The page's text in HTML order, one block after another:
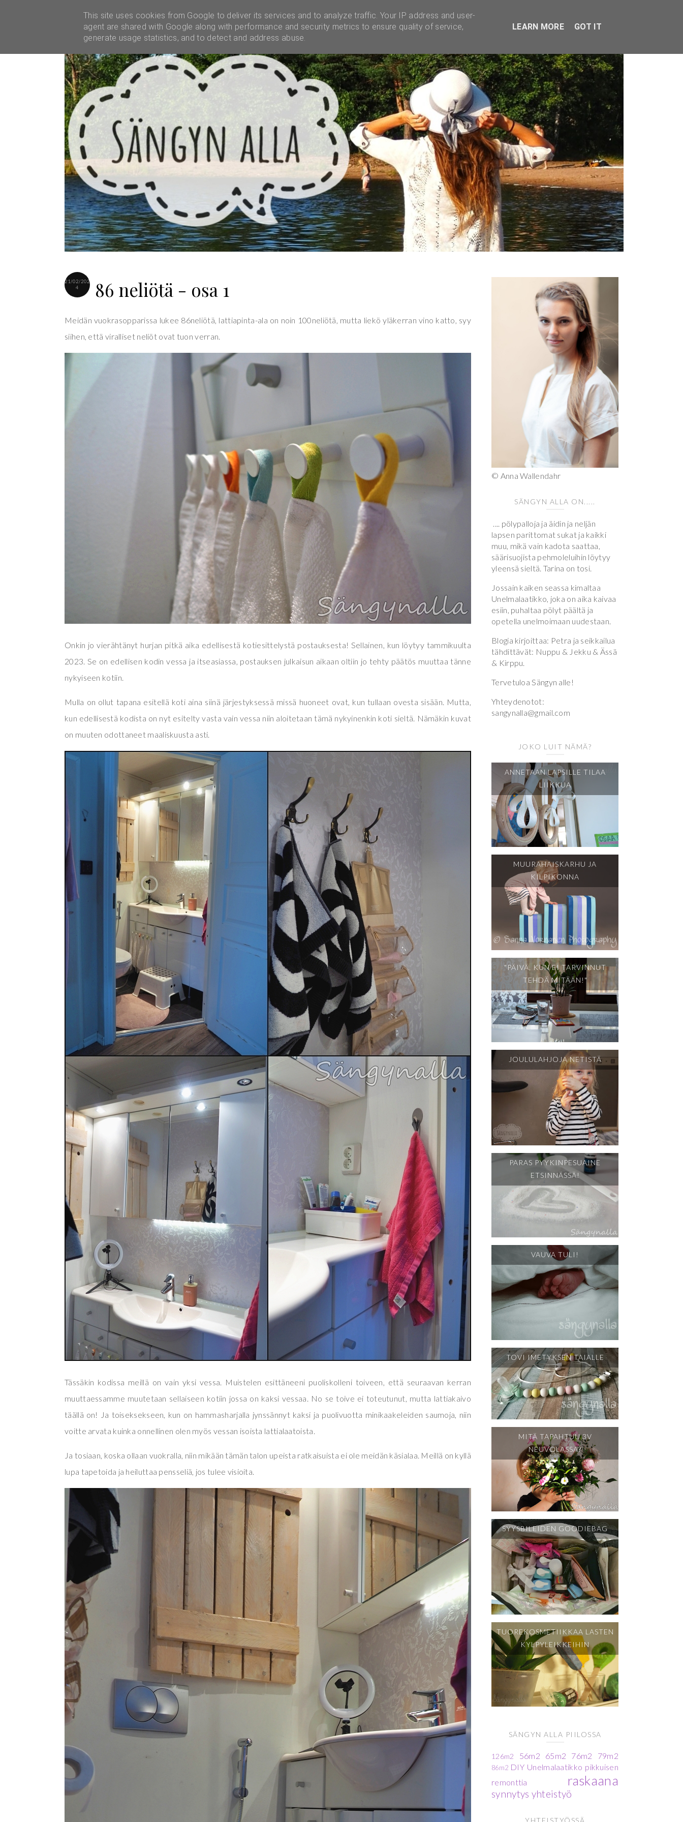
YHTEISTYÖT UNELMALAATIKKO
21/02/202
4
86 neliötä - osa 1
Meidän vuokrasopparissa lukee 86neliötä, lattiapinta-ala on noin 100neliötä, mutta liekö yläkerran vino katto, syy
siihen, että viralliset neliöt ovat tuon verran.
Onkin jo vierähtänyt hurjan pitkä aika edellisestä kotiesittelystä postauksesta! Sellainen, kun löytyy tammikuulta
2023. Se on edellisen kodin vessa ja itseasiassa, postauksen julkaisun aikaan oltiin jo tehty päätös muuttaa tänne
nykyiseen kotiin.
Mulla on ollut tapana esitellä koti aina siinä järjestyksessä missä huoneet ovat, kun tullaan ovesta sisään. Mutta,
kun edellisestä kodista on nyt esitelty vasta vain vessa niin aloitetaan tämä nykyinenkin koti sieltä. Nämäkin kuvat
on muuten odottaneet maaliskuusta asti.
Tässäkin kodissa meillä on vain yksi vessa. Muistelen esittäneeni puoliskolleni toiveen, että seuraavan kerran
muuttaessamme muutetaan sellaiseen kotiin jossa on kaksi vessaa. No se toive ei toteutunut, mutta lattiakaivo
täällä on! Ja toiseksekseen, kun on hammasharjalla jynssännyt kaksi ja puolivuotta minikaakeleiden saumoja, niin
voitte arvata kuinka onnellinen olen myös vessan isoista lattialaatoista.
Ja tosiaan, koska ollaan vuokralla, niin mikään tämän talon upeista ratkaisuista ei ole meidän käsialaa. Meillä on kyllä
lupa tapetoida ja heiluttaa pensseliä, jos tulee visioita.
© Anna Wallendahr
SÄNGYN ALLA ON.....
.... pölypalloja ja äidin ja neljän
lapsen parittomat sukat ja kaikki
muu, mikä vain kadota saattaa,
säärisuojista pehmoleluihin löytyy
yleensä sieltä. Tarina on tosi.
Jossain kaiken seassa kimaltaa
Unelmalaatikko, joka on aika kaivaa
esiin, puhaltaa pölyt päältä ja
opetella unelmoimaan uudestaan.
Blogia kirjoittaa: Petra ja seikkailua
tähdittävät: Nuppu & Jekku & Ässä
& Kirppu.
Tervetuloa Sängyn alle!
Yhteydenotot:
sangynalla@gmail.com
JOKO LUIT NÄMÄ?
ANNETAAN LAPSILLE TILAA
LIIKKUA
MUURAHAISKARHU JA
KILPIKONNA
"PÄIVÄ, KUN EI TARVINNUT
TEHDÄ MITÄÄN!"
JOULULAHJOJA NETISTÄ
PARAS PYYKINPESUAINE
ETSINNÄSSÄ!
VAUVA TULI!
TOVI IMETYKSEN TAIALLE
MITÄ TAPAHTUU 3V
NEUVOLASSA?
SYYSBILEIDEN GOODIEBAG
TUOREKOSMETIIKKAA LASTEN
KYLPYLEIKKEIHIN
SÄNGYN ALLA PIILOSSA
126m2 56m2 65m2 76m2 79m2
86m2 DIY Unelmalaatikko pikkuisen
remonttia
raskaana
synnytys yhteistyö
This site uses cookies from Google to deliver its services and to analyze traffic. Your IP address and user-
agent are shared with Google along with performance and security metrics to ensure quality of service,
generate usage statistics, and to detect and address abuse.
LEARN MORE GOT IT